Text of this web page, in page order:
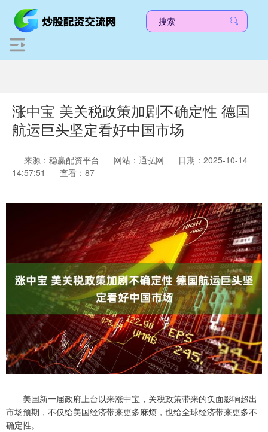
涨中宝 美关税政策加剧不确定性 德国
航运巨头坚定看好中国市场
来源：稳赢配资平台 网站：通弘网
日期：2025-10-14
14:57:51
查看：87
美国新一届政府上台以来涨中宝，关税政策带来的负面影响超出
市场预期，不仅给美国经济带来更多麻烦，也给全球经济带来更多不
确定性。